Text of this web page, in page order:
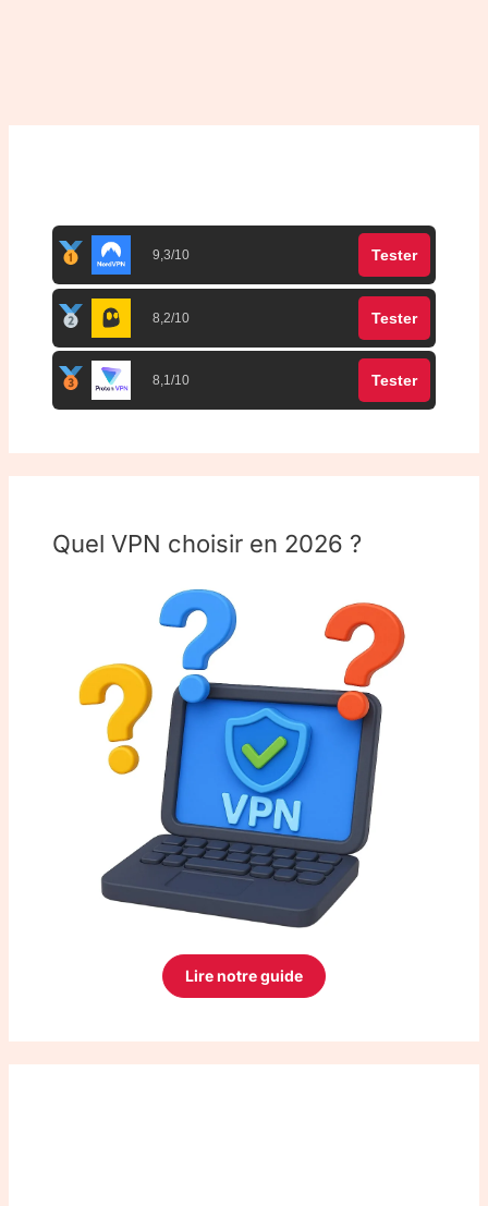
9,3/10 Tester
8,2/10 Tester
8,1/10 Tester
Quel VPN choisir en 2026 ?
Lire notre guide